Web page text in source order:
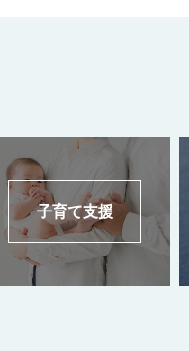
子育て支援